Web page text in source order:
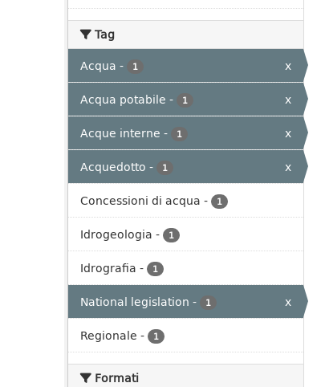
Tag
Acqua - 1
x
Acqua potabile - 1
x
Acque interne - 1
x
Acquedotto - 1
x
Concessioni di acqua - 1
Idrogeologia - 1
Idrografia - 1
National legislation - 1
x
Regionale - 1
Formati